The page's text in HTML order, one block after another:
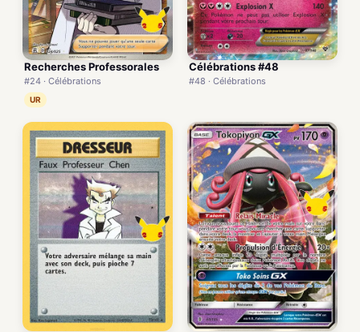
Recherches Professorales
#24 · Célébrations
UR
Célébrations #48
#48 · Célébrations